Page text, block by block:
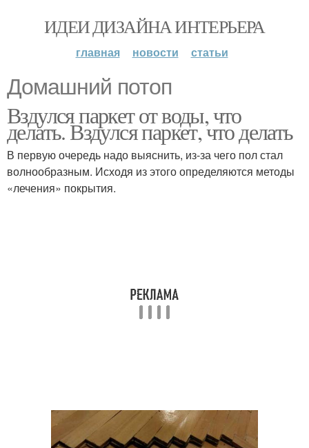
ИДЕИ ДИЗАЙНА ИНТЕРЬЕРА
главная новости статьи
Домашний потоп
Вздулся паркет от воды, что
делать. Вздулся паркет, что делать
В первую очередь надо выяснить, из-за чего пол стал
волнообразным. Исходя из этого определяются методы
«лечения» покрытия.